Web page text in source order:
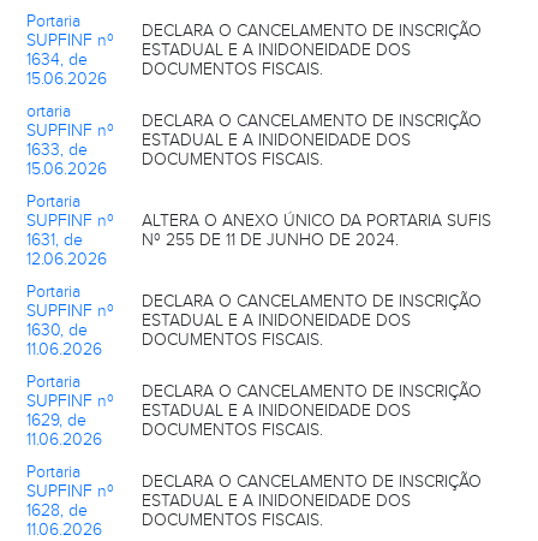
Portaria
SUPFINF nº
1634, de
15.06.2026
DECLARA O CANCELAMENTO DE INSCRIÇÃO
ESTADUAL E A INIDONEIDADE DOS
DOCUMENTOS FISCAIS.
ortaria
SUPFINF nº
1633, de
15.06.2026
DECLARA O CANCELAMENTO DE INSCRIÇÃO
ESTADUAL E A INIDONEIDADE DOS
DOCUMENTOS FISCAIS.
Portaria
SUPFINF nº
1631, de
12.06.2026
ALTERA O ANEXO ÚNICO DA PORTARIA SUFIS
Nº 255 DE 11 DE JUNHO DE 2024.
Portaria
SUPFINF nº
1630, de
11.06.2026
DECLARA O CANCELAMENTO DE INSCRIÇÃO
ESTADUAL E A INIDONEIDADE DOS
DOCUMENTOS FISCAIS.
Portaria
SUPFINF nº
1629, de
11.06.2026
DECLARA O CANCELAMENTO DE INSCRIÇÃO
ESTADUAL E A INIDONEIDADE DOS
DOCUMENTOS FISCAIS.
Portaria
SUPFINF nº
1628, de
11.06.2026
DECLARA O CANCELAMENTO DE INSCRIÇÃO
ESTADUAL E A INIDONEIDADE DOS
DOCUMENTOS FISCAIS.